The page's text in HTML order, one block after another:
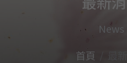
News
首頁
最